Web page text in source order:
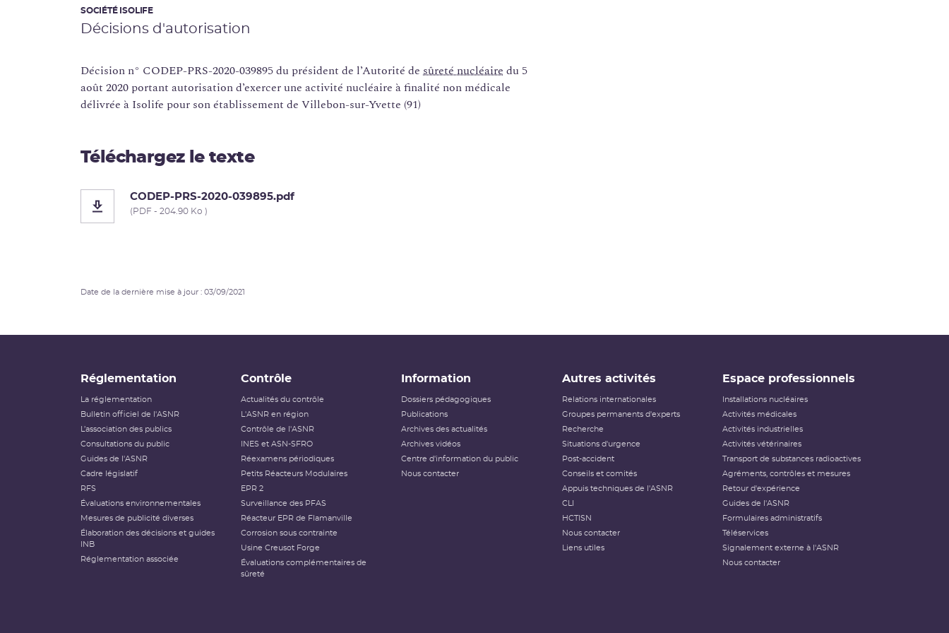
SOCIÉTÉ ISOLIFE
Décisions d'autorisation
Décision n° CODEP-PRS-2020-039895 du président de l’Autorité de sûreté nucléaire du 5
août 2020 portant autorisation d’exercer une activité nucléaire à finalité non médicale
délivrée à Isolife pour son établissement de Villebon-sur-Yvette (91)
Téléchargez le texte
CODEP-PRS-2020-039895.pdf
(PDF - 204.90 Ko )
Date de la dernière mise à jour : 03/09/2021
Réglementation
La réglementation
Bulletin officiel de l'ASNR
L’association des publics
Consultations du public
Guides de l'ASNR
Cadre législatif
RFS
Évaluations environnementales
Mesures de publicité diverses
Élaboration des décisions et guides
INB
Réglementation associée
Contrôle
Actualités du contrôle
L'ASNR en région
Contrôle de l'ASNR
INES et ASN-SFRO
Réexamens périodiques
Petits Réacteurs Modulaires
EPR 2
Surveillance des PFAS
Réacteur EPR de Flamanville
Corrosion sous contrainte
Usine Creusot Forge
Évaluations complémentaires de
sûreté
Information
Dossiers pédagogiques
Publications
Archives des actualités
Archives vidéos
Centre d'information du public
Nous contacter
Autres activités
Relations internationales
Groupes permanents d'experts
Recherche
Situations d'urgence
Post-accident
Conseils et comités
Appuis techniques de l'ASNR
CLI
HCTISN
Nous contacter
Liens utiles
Espace professionnels
Installations nucléaires
Activités médicales
Activités industrielles
Activités vétérinaires
Transport de substances radioactives
Agréments, contrôles et mesures
Retour d'expérience
Guides de l'ASNR
Formulaires administratifs
Téléservices
Signalement externe à l'ASNR
Nous contacter